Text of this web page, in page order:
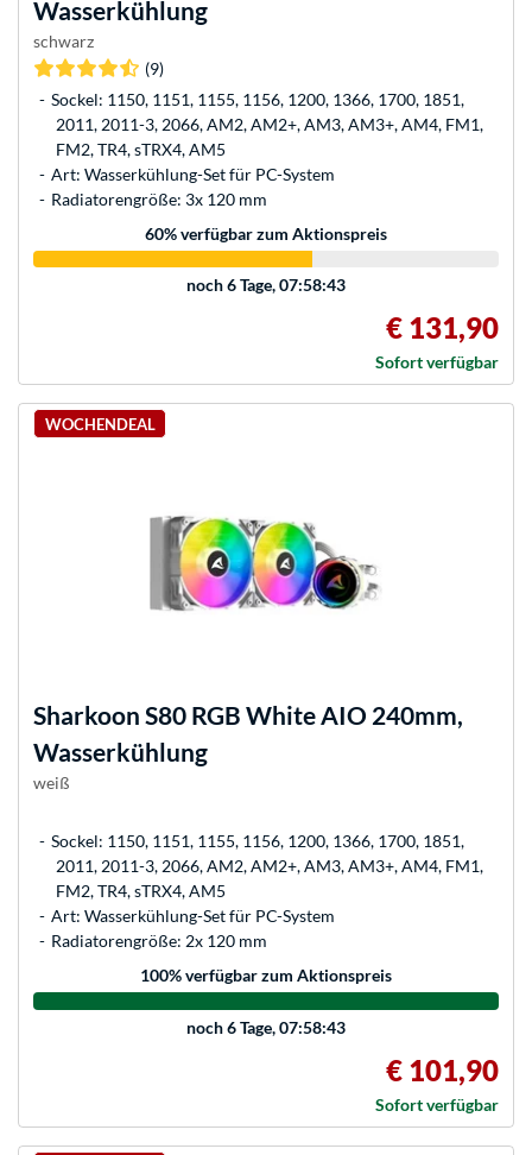
Wasserkühlung
schwarz
(9)
Sockel: 1150, 1151, 1155, 1156, 1200, 1366, 1700, 1851,
2011, 2011-3, 2066, AM2, AM2+, AM3, AM3+, AM4, FM1,
FM2, TR4, sTRX4, AM5
Art: Wasserkühlung-Set für PC-System
Radiatorengröße: 3x 120 mm
60% verfügbar zum Aktionspreis
noch6 Tage, 07:58:43
€ 131,90
Sofort verfügbar
WOCHENDEAL
Sharkoon S80 RGB White AIO 240mm,
Wasserkühlung
weiß
Sockel: 1150, 1151, 1155, 1156, 1200, 1366, 1700, 1851,
2011, 2011-3, 2066, AM2, AM2+, AM3, AM3+, AM4, FM1,
FM2, TR4, sTRX4, AM5
Art: Wasserkühlung-Set für PC-System
Radiatorengröße: 2x 120 mm
100% verfügbar zum Aktionspreis
noch6 Tage, 07:58:43
€ 101,90
Sofort verfügbar